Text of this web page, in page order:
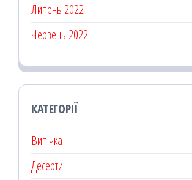
Липень 2022
Червень 2022
КАТЕГОРІЇ
Випічка
Десерти